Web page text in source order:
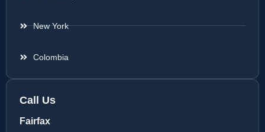
New York
Colombia
Call Us
Fairfax